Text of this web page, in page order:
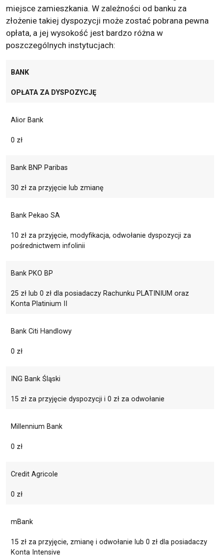
miejsce zamieszkania. W zależności od banku za
złożenie takiej dyspozycji może zostać pobrana pewna
opłata, a jej wysokość jest bardzo różna w
poszczególnych instytucjach:
BANK
OPŁATA ZA DYSPOZYCJĘ
Alior Bank
0 zł
Bank BNP Paribas
30 zł za przyjęcie lub zmianę
Bank Pekao SA
10 zł za przyjęcie, modyfikacja, odwołanie dyspozycji za
pośrednictwem infolinii
Bank PKO BP
25 zł lub 0 zł dla posiadaczy Rachunku PLATINIUM oraz
Konta Platinium II
Bank Citi Handlowy
0 zł
ING Bank Śląski
15 zł za przyjęcie dyspozycji i 0 zł za odwołanie
Millennium Bank
0 zł
Credit Agricole
0 zł
mBank
15 zł za przyjęcie, zmianę i odwołanie lub 0 zł dla posiadaczy
Konta Intensive